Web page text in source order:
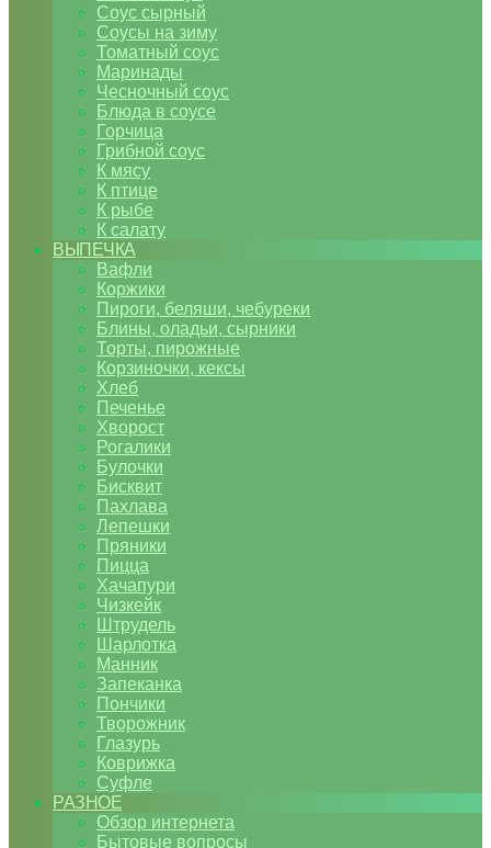
Соус сырный
Соусы на зиму
Томатный соус
Маринады
Чесночный соус
Блюда в соусе
Горчица
Грибной соус
К мясу
К птице
К рыбе
К салату
ВЫПЕЧКА
Вафли
Коржики
Пироги, беляши, чебуреки
Блины, оладьи, сырники
Торты, пирожные
Корзиночки, кексы
Хлеб
Печенье
Хворост
Рогалики
Булочки
Бисквит
Пахлава
Лепешки
Пряники
Пицца
Хачапури
Чизкейк
Штрудель
Шарлотка
Манник
Запеканка
Пончики
Творожник
Глазурь
Коврижка
Суфле
РАЗНОЕ
Обзор интернета
Бытовые вопросы